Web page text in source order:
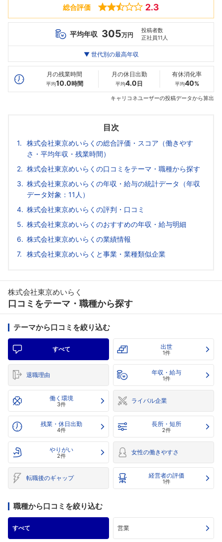
総合評価 2.3
平均年収 305万円
投稿者数
正社員11人
最高年収
20代
401万
30代
471万
--万
▼ 世代別の最高年収
月の残業時間
平均10.0時間
月の休日出勤
平均4.0 日
有休消化率
平均40%
キャリコネユーザーの投稿データから算出
目次
株式会社東京めいらくの総合評価・スコア（働きやす
さ・平均年収・残業時間）
株式会社東京めいらくの口コミをテーマ・職種から探す
株式会社東京めいらくの年収・給与の統計データ（年収
データ対象：11人）
株式会社東京めいらくの評判・口コミ
株式会社東京めいらくのおすすめの年収・給与明細
株式会社東京めいらくの業績情報
株式会社東京めいらくと事業・業種類似企業
株式会社東京めいらく
口コミをテーマ・職種から探す
テーマから口コミを絞り込む
すべて 出世
1件
退職理由 年収・給与
1件
働く環境
3件 ライバル企業
残業・休日出勤
4件
長所・短所
2件
やりがい
2件 女性の働きやすさ
転職後のギャップ 経営者の評価
1件
職種から口コミを絞り込む
すべて 営業